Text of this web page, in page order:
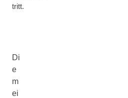
tritt.
Di
e
m
ei